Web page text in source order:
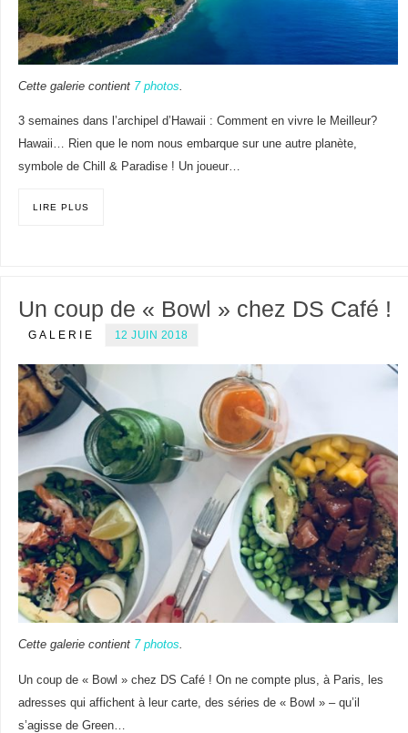
Cette galerie contient 7 photos
3 semaines dans l’archipel d’Hawaii : Comment en vivre le Meilleur?
Hawaii… Rien que le nom nous embarque sur une autre planète,
symbole de Chill & Paradise ! Un joueur…
LIRE PLUS
Un coup de « Bowl » chez DS Café !
GALERIE 12 JUIN 2018
Cette galerie contient 7 photos.
Un coup de « Bowl » chez DS Café ! On ne compte plus, à Paris, les
adresses qui affichent à leur carte, des séries de « Bowl » – qu’il
s’agisse de Green…